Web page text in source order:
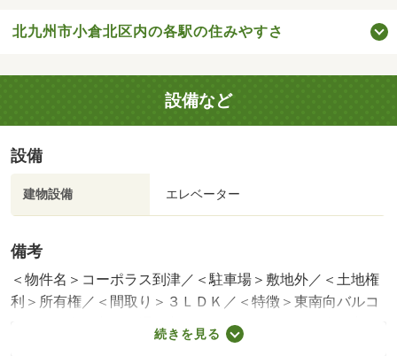
北九州市小倉北区内の各駅の住みやすさ
設備など
設備
建物設備 エレベーター
備考
＜物件名＞コーポラス到津／＜駐車場＞敷地外／＜土地権
利＞所有権／＜間取り＞３ＬＤＫ／＜特徴＞東南向バルコ
ニー、陽当り良好、通風良好、エレベーター、陽当り良
好・通風良好・エレベーター
続きを見る